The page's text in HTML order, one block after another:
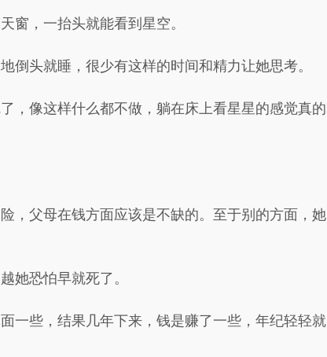
窗，一抬头就能看到星空。
倒头就睡，很少有这样的时间和精力让她思考。
，像这样什么都不做，躺在床上看星星的感觉真的
，父母在钱方面应该是不缺的。至于别的方面，她
她恐怕早就死了。
一些，结果几年下来，钱是赚了一些，年纪轻轻就